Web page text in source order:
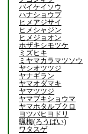
バイケイソウ
ハナショウブ
ヒメアジサイ
ヒメシャジン
ヒメジョオン
ホザキシモツケ
ミズヒキ
ミヤマカラマツソウ
ヤシオツツジ
ヤナギラン
ヤマオダマキ
ヤマツツジ
ヤマブキショウマ
ヤマホタルブクロ
ヨツバヒヨドリ
蝋梅(ろうばい)
ワタスゲ